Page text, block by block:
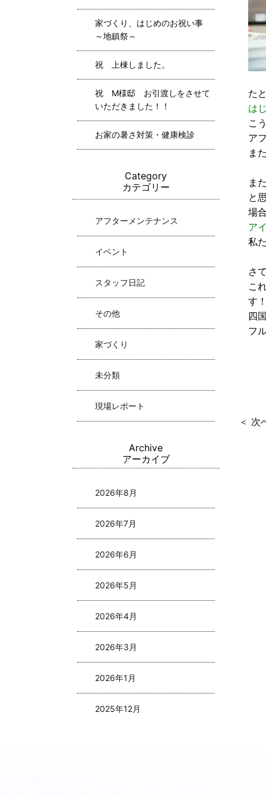
た
は
こ
ア
ま
ま
と
場
ア
私
さ
こ
す
四
フ
＜ 次
家づくり、はじめのお祝い事
～地鎮祭～
祝 上棟しました。
祝 M様邸 お引渡しをさせて
いただきました！！
お家の暑さ対策・健康検診
Category
カテゴリー
アフターメンテナンス
イベント
スタッフ日記
その他
家づくり
未分類
現場レポート
Archive
アーカイブ
2026年8月
2026年7月
2026年6月
2026年5月
2026年4月
2026年3月
2026年1月
2025年12月